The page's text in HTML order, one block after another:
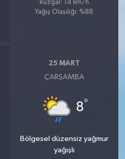
Rüzgar: 14 km/h
Yağış Olasılığı: %88
25 MART
ÇARŞAMBA
8°
Bölgesel düzensiz yağmur
yağışlı